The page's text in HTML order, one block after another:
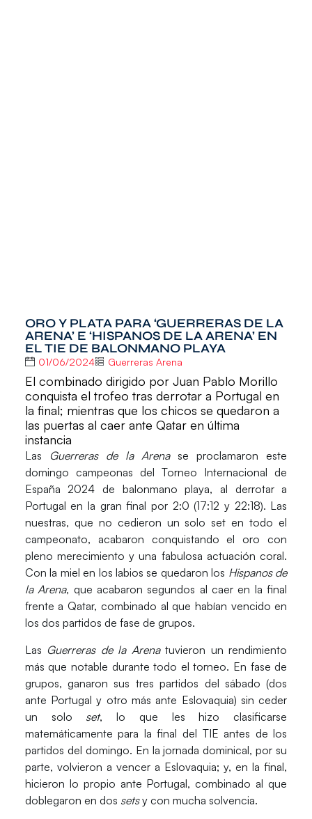
ORO Y PLATA PARA ‘GUERRERAS DE LA
ARENA’ E ‘HISPANOS DE LA ARENA’ EN
EL TIE DE BALONMANO PLAYA
01/06/2024 Guerreras Arena
El combinado dirigido por Juan Pablo Morillo
conquista el trofeo tras derrotar a Portugal en
la final; mientras que los chicos se quedaron a
las puertas al caer ante Qatar en última
instancia
Las Guerreras de la Arenase proclamaron este
domingo campeonas del Torneo Internacional de
España 2024 de balonmano playa, al derrotar a
Portugal en la gran final por 2:0 (17:12 y 22:18). Las
nuestras, que no cedieron un solo set en todo el
campeonato, acabaron conquistando el oro con
pleno merecimiento y una fabulosa actuación coral.
Con la miel en los labios se quedaron los Hispanos de
la Arena, que acabaron segundos al caer en la final
frente a Qatar, combinado al que habían vencido en
los dos partidos de fase de grupos.
Las Guerreras de la Arenatuvieron un rendimiento
más que notable durante todo el torneo. En fase de
grupos, ganaron sus tres partidos del sábado (dos
ante Portugal y otro más ante Eslovaquia) sin ceder
un solo set, lo que les hizo clasificarse
matemáticamente para la final del TIE antes de los
partidos del domingo. En la jornada dominical, por su
parte, volvieron a vencer a Eslovaquia; y, en la final,
hicieron lo propio ante Portugal, combinado al que
doblegaron en dos setsy con mucha solvencia.